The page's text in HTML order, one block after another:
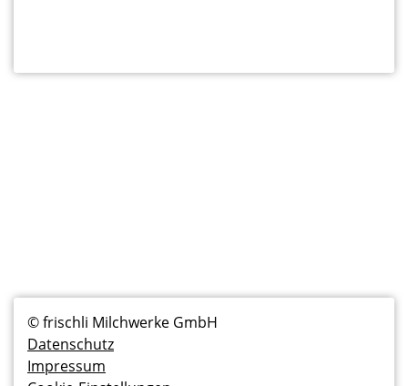
Fußzeilenmenü
© frischli Milchwerke GmbH
Datenschutz
Impressum